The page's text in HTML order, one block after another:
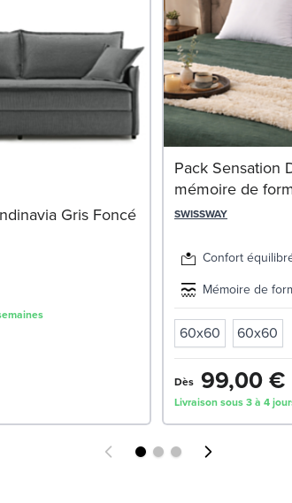
Gris Foncé
Pack Sensation
mémoire de
SWISSWAY
Confort
Mémoire de
60x60 60x60
Dès 99,00 €
Livraison sous 3 à 4